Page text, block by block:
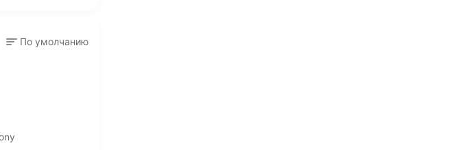
По умолчанию